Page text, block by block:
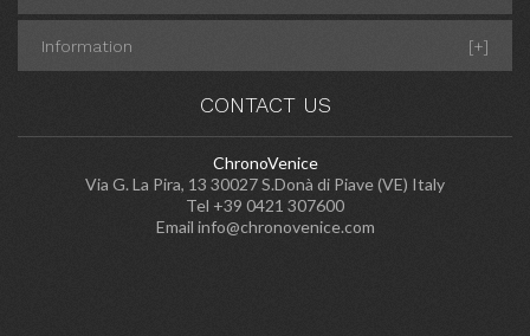
Information [+]
CONTACT US
ChronoVenice
Via G. La Pira, 13 30027 S.Donà di Piave (VE) Italy
Tel +39 0421 307600
Email info@chronovenice.com